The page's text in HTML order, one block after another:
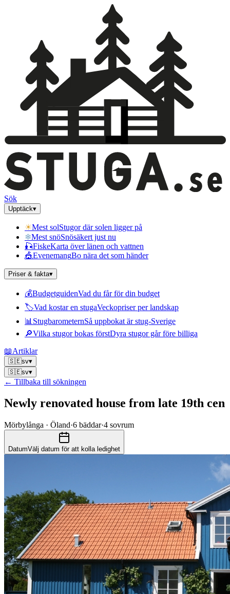
Sök
Upptäck▾
☀Mest solStugor där solen ligger på
❄Mest snöSnösäkert just nu
🎣FiskeKarta över länen och vattnen
🎪EvenemangBo nära det som händer
Priser & fakta▾
💰BudgetguidenVad du får för din budget
🏷Vad kostar en stugaVeckopriser per landskap
📊 StugbarometernSå uppbokat är stug-Sverige
🔎Vilka stugor bokas förstDyra stugor går före billiga
📖Artiklar
🇸🇪sv▾
🇸🇪sv▾
← Tillbaka till sökningen
Newly renovated house from late 19th cen
Mörbylånga · Öland·6 bäddar·4 sovrum
DatumVälj datum för att kolla ledighet